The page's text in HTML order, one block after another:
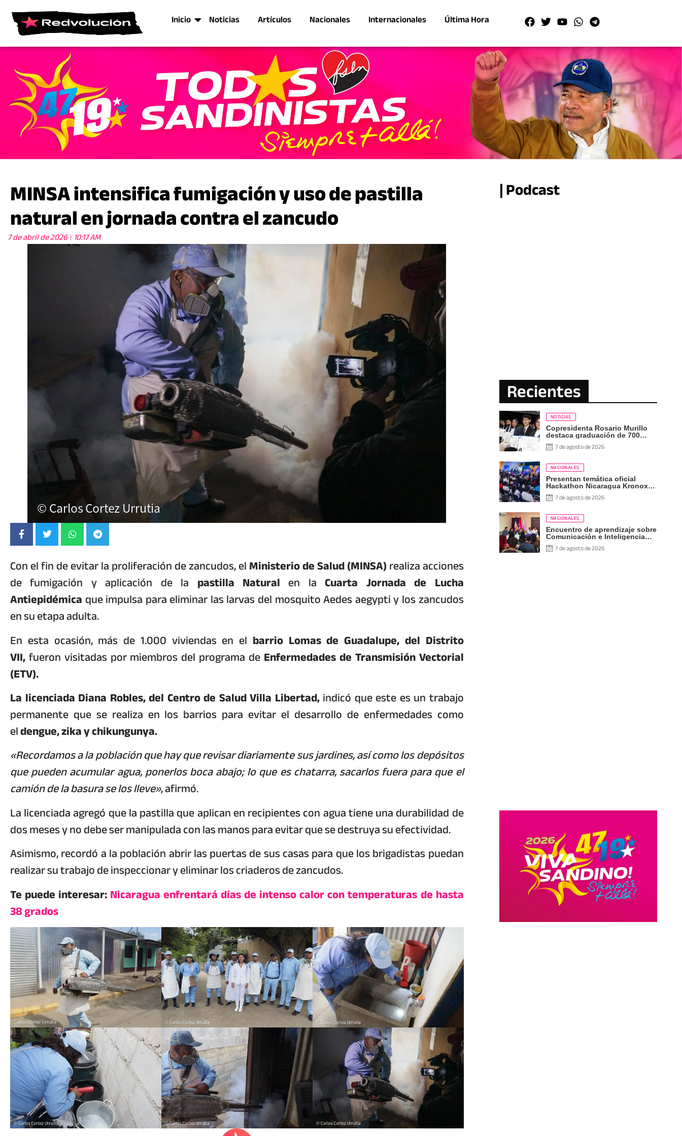
Inicio Noticias Artículos Nacionales Internacionales Última Hora
MINSA intensifica fumigación y uso de pastilla
natural en jornada contra el zancudo
7 de abril de 2026 10:17 AM
Con el fin de evitar la proliferación de zancudos, elMinisterio de Salud (MINSA)realiza acciones
de fumigación y aplicación de la pastilla Natural en la Cuarta Jornada de Lucha
Antiepidémicaque impulsa para eliminar las larvas del mosquito Aedes aegypti y los zancudos
en su etapa adulta.
En esta ocasión, más de 1.000 viviendas en el barrio Lomas de Guadalupe, del Distrito
VII,fueron visitadas por miembros del programa deEnfermedades de Transmisión Vectorial
(ETV).
La licenciada Diana Robles, del Centro de Salud Villa Libertad,indicó que este es un trabajo
permanente que se realiza en los barrios para evitar el desarrollo de enfermedades como
eldengue, zika y chikungunya.
«Recordamos a la población que hay que revisar diariamente sus jardines, así como los depósitos
que pueden acumular agua, ponerlos boca abajo; lo que es chatarra, sacarlos fuera para que el
camión de la basura se los lleve», afirmó.
La licenciada agregó que la pastilla que aplican en recipientes con agua tiene una durabilidad de
dos meses y no debe ser manipulada con las manos para evitar que se destruya su efectividad.
Asimismo, recordó a la población abrir las puertas de sus casas para que los brigadistas puedan
realizar su trabajo de inspeccionar y eliminar los criaderos de zancudos.
Te puede interesar:Nicaragua enfrentará días de intenso calor con temperaturas de hasta
38 grados
| Podcast
Recientes
NOTICIAS
Copresidenta Rosario Murillo
destaca graduación de 700
nuevos profesionales Pueblo
Presidente
7 de agosto de 2026
NACIONALES
Presentan temática oficial
Hackathon Nicaragua Kronox
2026, 10 años ¡Siempre Más
Allá!7 de agosto de 2026
NACIONALES
Encuentro de aprendizaje sobre
Comunicación e Inteligencia
Artificial
7 de agosto de 2026